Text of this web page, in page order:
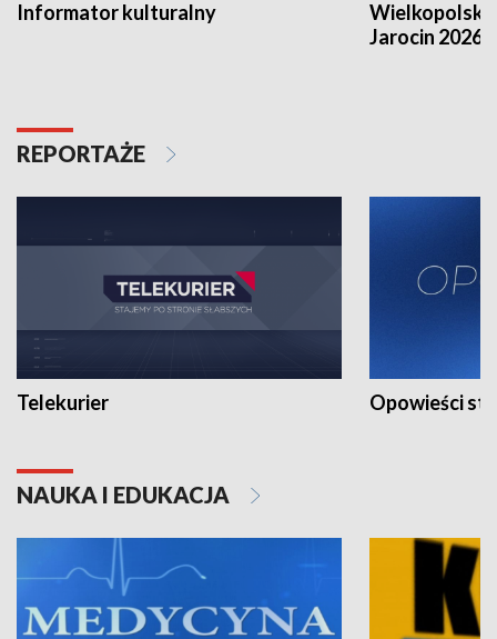
Informator kulturalny
Jarocin 2026
REPORTAŻE
Telekurier Opowieści
NAUKA I EDUKACJA